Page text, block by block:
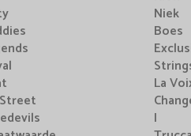
Niek
Boes
La
I